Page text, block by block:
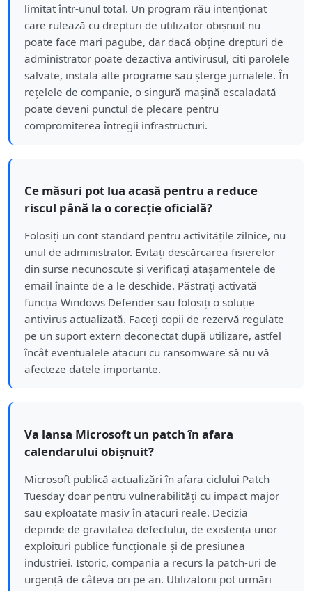
limitat într-unul total. Un program rău intenționat
care rulează cu drepturi de utilizator obișnuit nu
poate face mari pagube, dar dacă obține drepturi de
administrator poate dezactiva antivirusul, citi parolele
salvate, instala alte programe sau șterge jurnalele. În
rețelele de companie, o singură mașină escaladată
poate deveni punctul de plecare pentru
compromiterea întregii infrastructuri.
Ce măsuri pot lua acasă pentru a reduce
riscul până la o corecție oficială?
Folosiți un cont standard pentru activitățile zilnice, nu
unul de administrator. Evitați descărcarea fișierelor
din surse necunoscute și verificați atașamentele de
email înainte de a le deschide. Păstrați activată
funcția Windows Defender sau folosiți o soluție
antivirus actualizată. Faceți copii de rezervă regulate
pe un suport extern deconectat după utilizare, astfel
încât eventualele atacuri cu ransomware să nu vă
afecteze datele importante.
Va lansa Microsoft un patch în afara
calendarului obișnuit?
Microsoft publică actualizări în afara ciclului Patch
Tuesday doar pentru vulnerabilități cu impact major
sau exploatate masiv în atacuri reale. Decizia
depinde de gravitatea defectului, de existența unor
exploituri publice funcționale și de presiunea
industriei. Istoric, compania a recurs la patch-uri de
urgență de câteva ori pe an. Utilizatorii pot urmări